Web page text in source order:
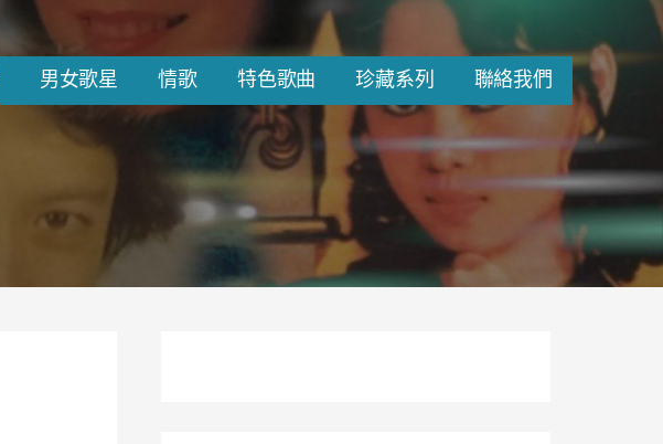
男女歌星 情歌 特色歌曲 珍藏系列 聯絡我們